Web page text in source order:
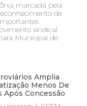
marcada pela
de
sindical
Municipal de
Amplia
Menos De
Após Concessão